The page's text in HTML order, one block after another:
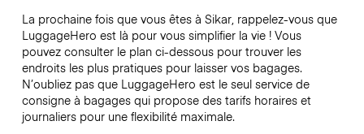
La prochaine fois que vous êtes à Sikar, rappelez-vous que
LuggageHero est là pour vous simplifier la vie ! Vous
pouvez consulter le plan ci-dessous pour trouver les
endroits les plus pratiques pour laisser vos bagages.
N’oubliez pas que LuggageHero est le seul service de
consigne à bagages qui propose des tarifs horaires et
journaliers pour une flexibilité maximale.